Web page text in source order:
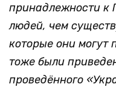
принадлежности к
людей, чем
которые они могут
тоже были
проведённого